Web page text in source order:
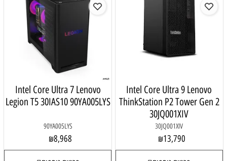
Intel Core Ultra 9 Lenovo
ThinkStation P2 Tower Gen 2
30JQ001XIV
30JQ001XIV
₪13,790
Intel Core Ultra 7 Lenovo
Legion T5 30IAS10 90YA005LYS
90YA005LYS
₪8,968